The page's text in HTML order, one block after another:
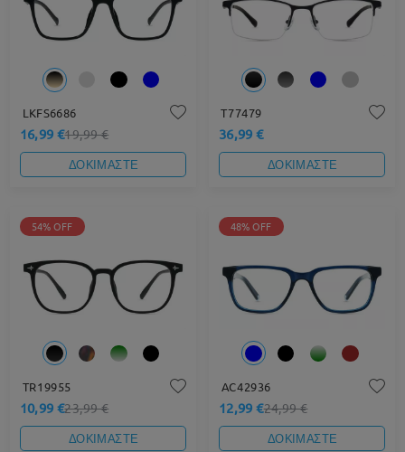
LKFS6686
16,99 €19,99 €
ΔΟΚΙΜΑΣΤΕ
T77479
36,99 €
ΔΟΚΙΜΑΣΤΕ
54% OFF
TR19955
10,99 €23,99 €
ΔΟΚΙΜΑΣΤΕ
48% OFF
AC42936
12,99 €24,99 €
ΔΟΚΙΜΑΣΤΕ